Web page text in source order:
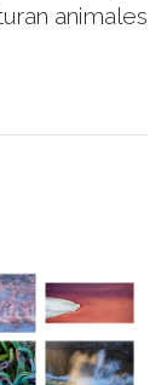
animales